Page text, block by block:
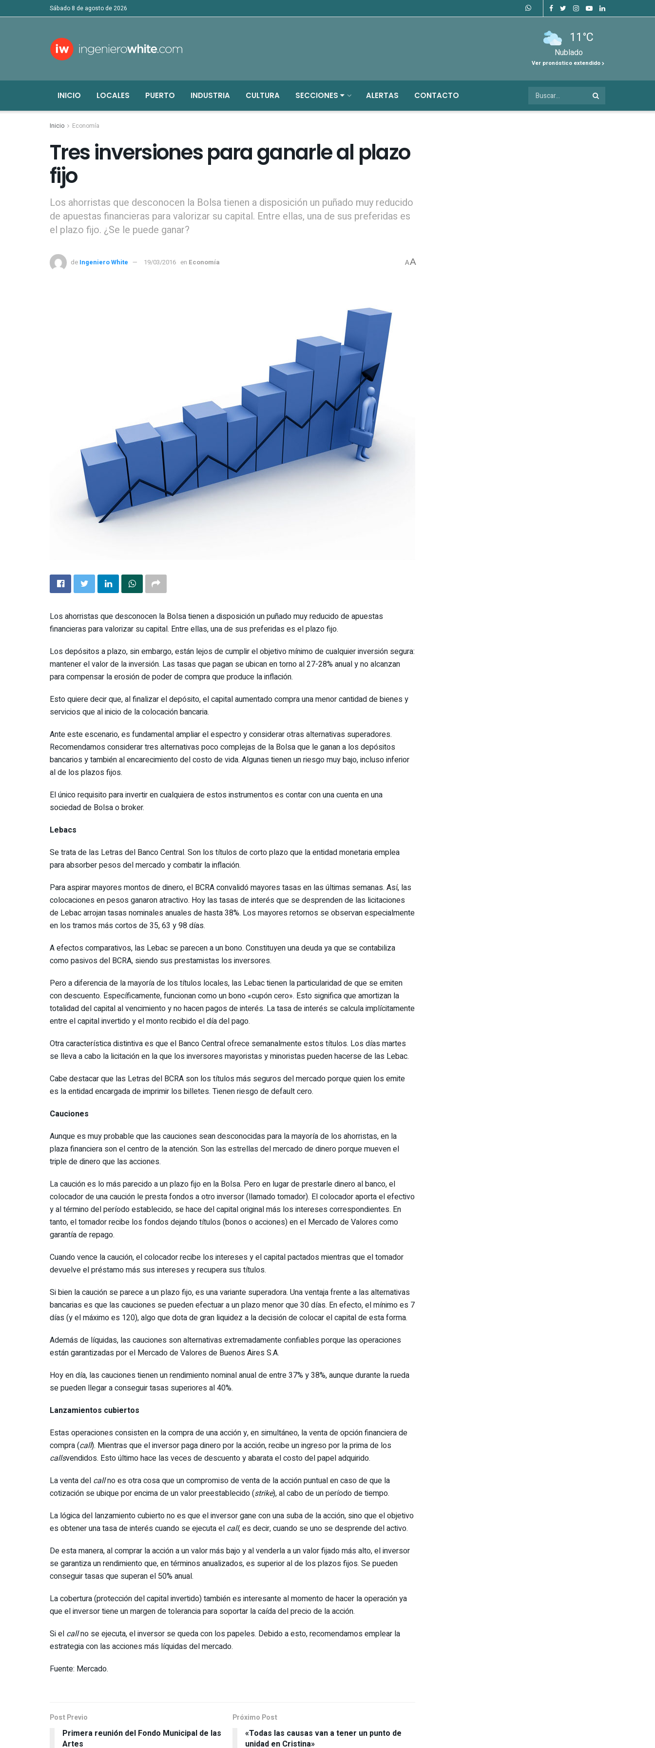
sábado 8 de agosto de 2026
11°C
Nublado
Ver pronóstico extendido
INICIO LOCALES PUERTO INDUSTRIA CULTURA SECCIONES ALERTAS CONTACTO
Inicio Economía
Tres inversiones para ganarle al plazo
fijo
Los ahorristas que desconocen la Bolsa tienen a disposición un puñado muy reducido
de apuestas financieras para valorizar su capital. Entre ellas, una de sus preferidas es
el plazo fijo. ¿Se le puede ganar?
de Ingeniero White 19/03/2016 en Economía AA
Los ahorristas que desconocen la Bolsa tienen a disposición un puñado muy reducido de apuestas
financieras para valorizar su capital. Entre ellas, una de sus preferidas es el plazo fijo.
Los depósitos a plazo, sin embargo, están lejos de cumplir el objetivo mínimo de cualquier inversión segura:
mantener el valor de la inversión. Las tasas que pagan se ubican en torno al 27-28% anual y no alcanzan
para compensar la erosión de poder de compra que produce la inflación.
Esto quiere decir que, al finalizar el depósito, el capital aumentado compra una menor cantidad de bienes y
servicios que al inicio de la colocación bancaria.
Ante este escenario, es fundamental ampliar el espectro y considerar otras alternativas superadores.
Recomendamos considerar tres alternativas poco complejas de la Bolsa que le ganan a los depósitos
bancarios y también al encarecimiento del costo de vida. Algunas tienen un riesgo muy bajo, incluso inferior
al de los plazos fijos.
El único requisito para invertir en cualquiera de estos instrumentos es contar con una cuenta en una
sociedad de Bolsa o broker.
Lebacs
Se trata de las Letras del Banco Central. Son los títulos de corto plazo que la entidad monetaria emplea
para absorber pesos del mercado y combatir la inflación.
Para aspirar mayores montos de dinero, el BCRA convalidó mayores tasas en las últimas semanas. Así, las
colocaciones en pesos ganaron atractivo. Hoy las tasas de interés que se desprenden de las licitaciones
de Lebac arrojan tasas nominales anuales de hasta 38%. Los mayores retornos se observan especialmente
en los tramos más cortos de 35, 63 y 98 días.
A efectos comparativos, las Lebac se parecen a un bono. Constituyen una deuda ya que se contabiliza
como pasivos del BCRA, siendo sus prestamistas los inversores.
Pero a diferencia de la mayoría de los títulos locales, las Lebac tienen la particularidad de que se emiten
con descuento. Específicamente, funcionan como un bono «cupón cero». Esto significa que amortizan la
totalidad del capital al vencimiento y no hacen pagos de interés. La tasa de interés se calcula implícitamente
entre el capital invertido y el monto recibido el día del pago.
Otra característica distintiva es que el Banco Central ofrece semanalmente estos títulos. Los días martes
se lleva a cabo la licitación en la que los inversores mayoristas y minoristas pueden hacerse de las Lebac.
Cabe destacar que las Letras del BCRA son los títulos más seguros del mercado porque quien los emite
es la entidad encargada de imprimir los billetes. Tienen riesgo de default cero.
Cauciones
Aunque es muy probable que las cauciones sean desconocidas para la mayoría de los ahorristas, en la
plaza financiera son el centro de la atención. Son las estrellas del mercado de dinero porque mueven el
triple de dinero que las acciones.
La caución es lo más parecido a un plazo fijo en la Bolsa. Pero en lugar de prestarle dinero al banco, el
colocador de una caución le presta fondos a otro inversor (llamado tomador). El colocador aporta el efectivo
y al término del período establecido, se hace del capital original más los intereses correspondientes. En
tanto, el tomador recibe los fondos dejando títulos (bonos o acciones) en el Mercado de Valores como
garantía de repago.
Cuando vence la caución, el colocador recibe los intereses y el capital pactados mientras que el tomador
devuelve el préstamo más sus intereses y recupera sus títulos.
Si bien la caución se parece a un plazo fijo, es una variante superadora. Una ventaja frente a las alternativas
bancarias es que las cauciones se pueden efectuar a un plazo menor que 30 días. En efecto, el mínimo es 7
días (y el máximo es 120), algo que dota de gran liquidez a la decisión de colocar el capital de esta forma.
Además de líquidas, las cauciones son alternativas extremadamente confiables porque las operaciones
están garantizadas por el Mercado de Valores de Buenos Aires S.A.
Hoy en día, las cauciones tienen un rendimiento nominal anual de entre 37% y 38%, aunque durante la rueda
se pueden llegar a conseguir tasas superiores al 40%.
Lanzamientos cubiertos
Estas operaciones consisten en la compra de una acción y, en simultáneo, la venta de opción financiera de
compra (call). Mientras que el inversor paga dinero por la acción, recibe un ingreso por la prima de los
callsvendidos. Esto último hace las veces de descuento y abarata el costo del papel adquirido.
La venta del callno es otra cosa que un compromiso de venta de la acción puntual en caso de que la
cotización se ubique por encima de un valor preestablecido (strike), al cabo de un período de tiempo.
La lógica del lanzamiento cubierto no es que el inversor gane con una suba de la acción, sino que el objetivo
es obtener una tasa de interés cuando se ejecuta el call, es decir, cuando se uno se desprende del activo.
De esta manera, al comprar la acción a un valor más bajo y al venderla a un valor fijado más alto, el inversor
se garantiza un rendimiento que, en términos anualizados, es superior al de los plazos fijos. Se pueden
conseguir tasas que superan el 50% anual.
La cobertura (protección del capital invertido) también es interesante al momento de hacer la operación ya
que el inversor tiene un margen de tolerancia para soportar la caída del precio de la acción.
Si el callno se ejecuta, el inversor se queda con los papeles. Debido a esto, recomendamos emplear la
estrategia con las acciones más líquidas del mercado.
Fuente: Mercado.
Post Previo
Primera reunión del Fondo Municipal de las
Artes
Próximo Post
«Todas las causas van a tener un punto de
unidad en Cristina»